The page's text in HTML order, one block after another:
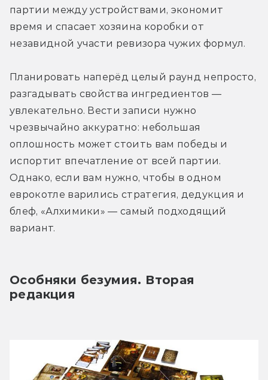
партии между устройствами, экономит
время и спасает хозяина коробки от
незавидной участи ревизора чужих формул.
Планировать наперёд целый раунд непросто,
разгадывать свойства ингредиентов —
увлекательно. Вести записи нужно
чрезвычайно аккуратно: небольшая
оплошность может стоить вам победы и
испортит впечатление от всей партии.
Однако, если вам нужно, чтобы в одном
еврокотле варились стратегия, дедукция и
блеф, «Алхимики» — самый подходящий
вариант.
Особняки безумия. Вторая
редакция